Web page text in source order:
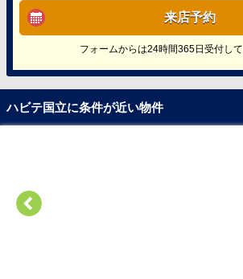
来店予約
フォームからは24時間365日受付して
ハビテ国立に条件が近い物件